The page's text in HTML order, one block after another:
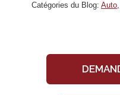
Catégories du Blog: Auto,